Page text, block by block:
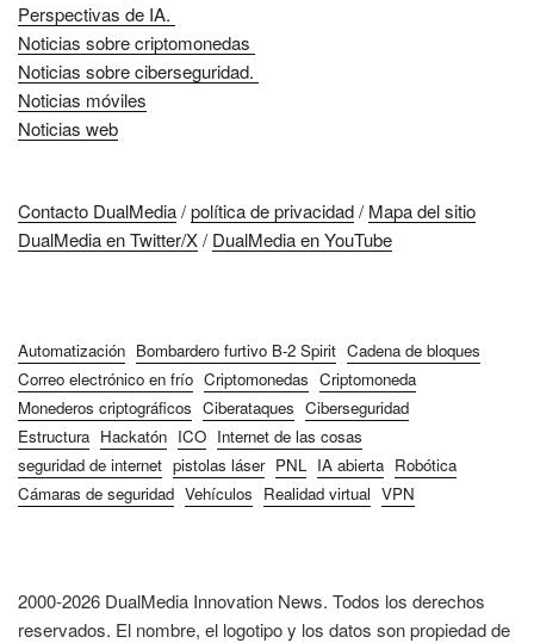
Perspectivas de IA.
Noticias sobre criptomonedas
Noticias sobre ciberseguridad.
Noticias móviles
Noticias web
Contacto DualMedia/política de privacidad/ Mapa del sitio
DualMedia en Twitter/X/ DualMedia en YouTube
Automatización Bombardero furtivo B-2 Spirit Cadena de bloques
Correo electrónico en frío Criptomonedas Criptomoneda
Monederos criptográficos Ciberataques Ciberseguridad
Estructura Hackatón ICO Internet de las cosas
seguridad de internet pistolas láser PNL IA abierta Robótica
Cámaras de seguridad Vehículos Realidad virtual VPN
2000-2026 DualMedia Innovation News. Todos los derechos
reservados. El nombre, el logotipo y los datos son propiedad de